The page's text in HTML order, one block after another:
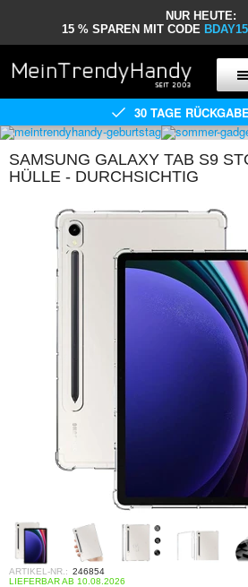
NUR HEUTE:
15 % SPAREN MIT CODE BDAY15
30 TAGE
SAMSUNG GALAXY TAB S9
ÜLLE - DURCHSICHTIG
ARTIKEL-NR.: 246854
LIEFERBAR AB 10.08.2026